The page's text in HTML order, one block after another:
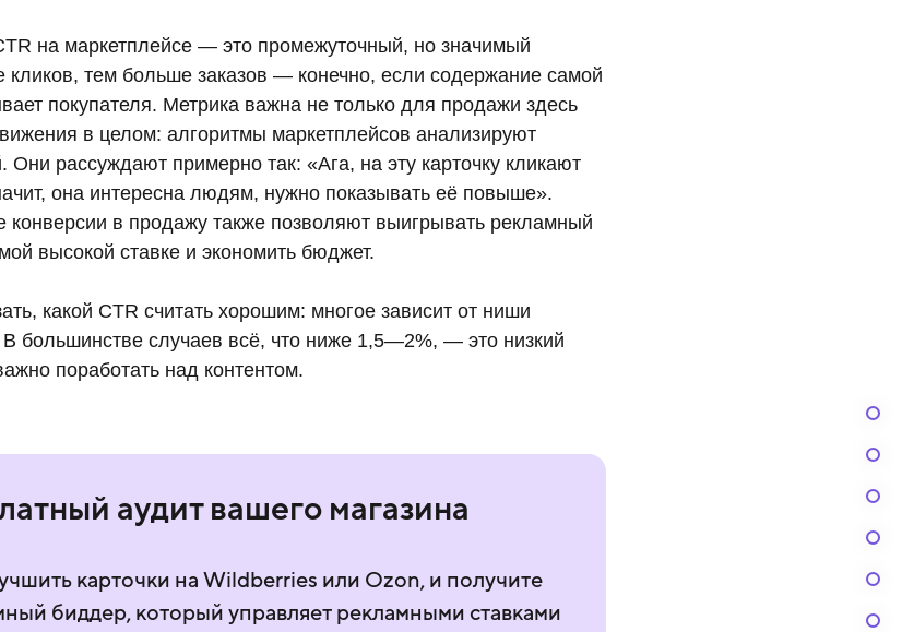
на маркетплейсе — это промежуточный, но значимый
кликов, тем больше заказов — конечно, если содержание самой
покупателя. Метрика важна не только для продажи здесь
в целом: алгоритмы маркетплейсов анализируют
Они рассуждают примерно так: «Ага, на эту карточку кликают
она интересна людям, нужно показывать её повыше».
конверсии в продажу также позволяют выигрывать рекламный
высокой ставке и экономить бюджет.
какой CTR считать хорошим: многое зависит от ниши
В большинстве случаев всё, что ниже 1,5—2%, — это низкий
поработать над контентом.